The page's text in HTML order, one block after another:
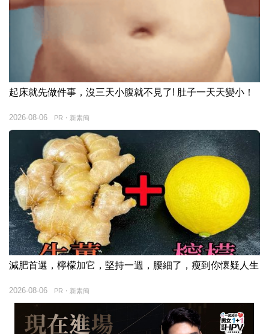
起床就先做件事，沒三天小腹就不見了! 肚子一天天變小！
PR・新素簡
2026-08-06
減肥首選，檸檬加它，堅持一週，腰細了，瘦到你懷疑人生
PR・新素簡
2026-08-06